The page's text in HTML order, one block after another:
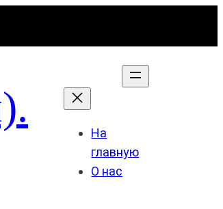
На
главную
О нас